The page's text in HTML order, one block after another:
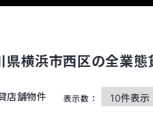
県横浜市西区の全業
店舗物件 表示数：